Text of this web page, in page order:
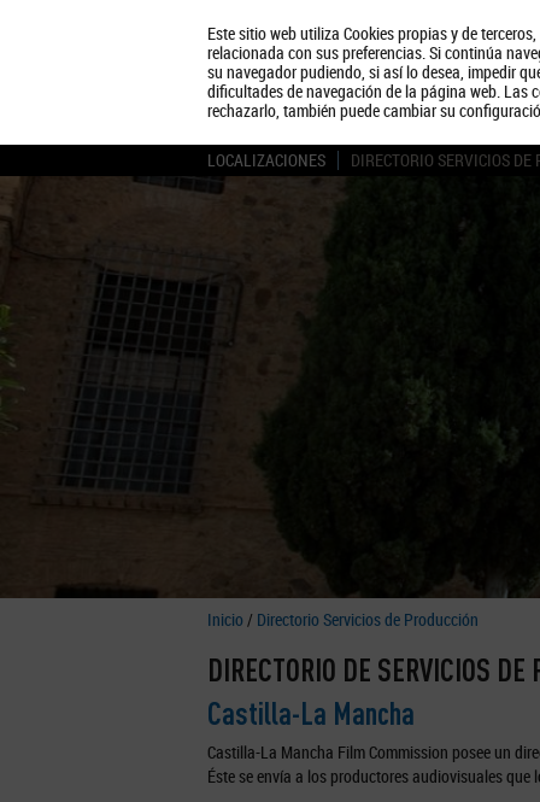
Este sitio web utiliza Cookies propias y de
relacionada con sus preferencias. Si continúa
su navegador pudiendo, si así lo desea, impedir
dificultades de navegación de la página web. Las
rechazarlo, también puede cambiar su
LOCALIZACIONES DIRECTORIO SERVICIOS DE
Inicio / Directorio Servicios de Producción
DIRECTORIO DE SERVICIOS DE
Castilla-La Mancha
Castilla-La Mancha Film Commission posee un
Éste se envía a los productores audiovisuales que